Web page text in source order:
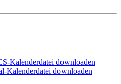
Kalenderdatei downloaden
Kalenderdatei downloaden